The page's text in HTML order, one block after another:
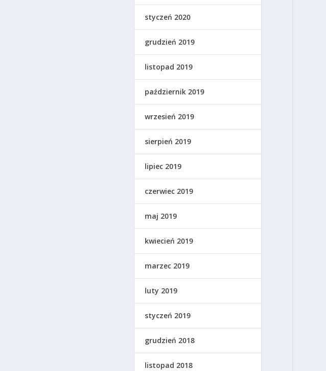
styczeń 2020
grudzień 2019
listopad 2019
październik 2019
wrzesień 2019
sierpień 2019
lipiec 2019
czerwiec 2019
maj 2019
kwiecień 2019
marzec 2019
luty 2019
styczeń 2019
grudzień 2018
listopad 2018